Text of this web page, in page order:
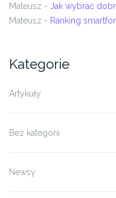
Mateusz - Jak wybrać
Mateusz - Ranking
Kategorie
Artykuły
Bez kategorii
Newsy